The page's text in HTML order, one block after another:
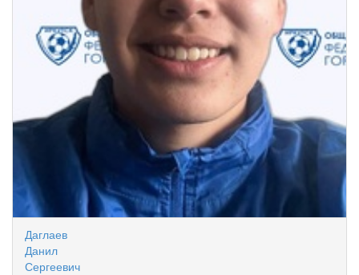
Даглаев
Данил
Сергеевич